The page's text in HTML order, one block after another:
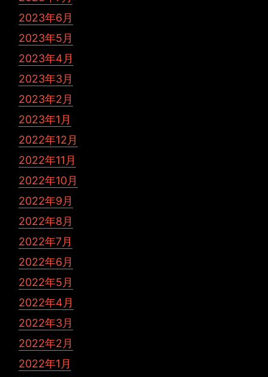
2023年6月
2023年5月
2023年4月
2023年3月
2023年2月
2023年1月
2022年12月
2022年11月
2022年10月
2022年9月
2022年8月
2022年7月
2022年6月
2022年5月
2022年4月
2022年3月
2022年2月
2022年1月